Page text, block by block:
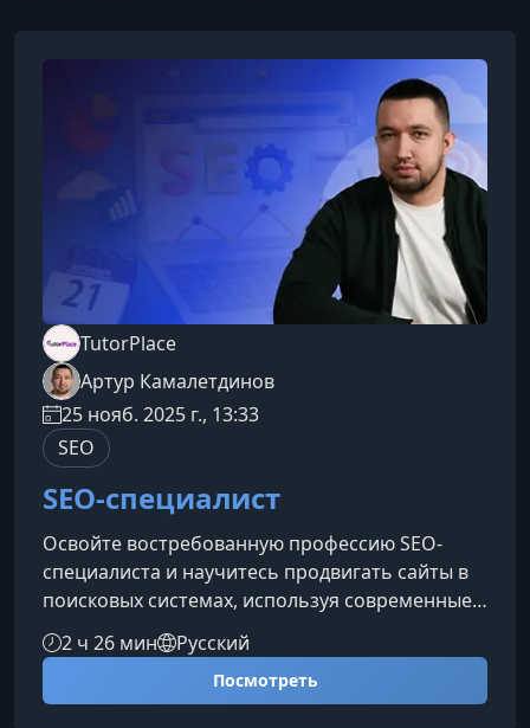
TutorPlace
Артур Камалетдинов
25 нояб. 2025 г., 13:33
SEO
SEO-специалист
Освойте востребованную профессию SEO-
специалиста и научитесь продвигать сайты в
поисковых системах, используя современные
инструменты, аналитику и практические
методики. Поймите, как работают алгоритмы,
и начинайте зарабатывать уже после первых
завершённых проектов.Что вы
2 ч 26 мин Русский
Посмотреть